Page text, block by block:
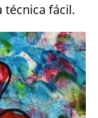
técnica fácil.